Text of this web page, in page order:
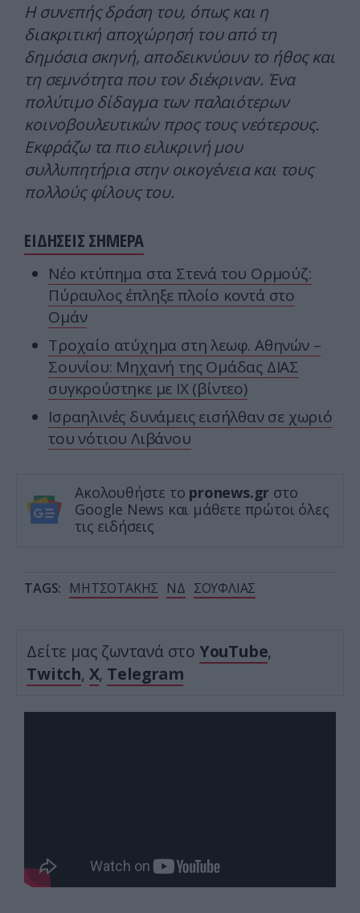
Η συνεπής δράση του, όπως και η
διακριτική αποχώρησή του από τη
δημόσια σκηνή, αποδεικνύουν το ήθος και
τη σεμνότητα που τον διέκριναν. Ένα
πολύτιμο δίδαγμα των παλαιότερων
κοινοβουλευτικών προς τους νεότερους.
Εκφράζω τα πιο ειλικρινή μου
συλλυπητήρια στην οικογένεια και τους
πολλούς φίλους του.
ΕΙΔΗΣΕΙΣ ΣΗΜΕΡΑ
Νέο κτύπημα στα Στενά του Ορμούζ:
Πύραυλος έπληξε πλοίο κοντά στο
Ομάν
Τροχαίο ατύχημα στη λεωφ. Αθηνών –
Σουνίου: Μηχανή της Ομάδας ΔΙΑΣ
συγκρούστηκε με ΙΧ (βίντεο)
Ισραηλινές δυνάμεις εισήλθαν σε χωριό
του νότιου Λιβάνου
Ακολουθήστε το pronews.gr στο
Google News και μάθετε πρώτοι όλες
τις ειδήσεις
TAGS: ΜΗΤΣΟΤΑΚΗΣ ΝΔ ΣΟΥΦΛΙΑΣ
Δείτε μας ζωντανά στο YouTube,
Twitch, X, Telegram